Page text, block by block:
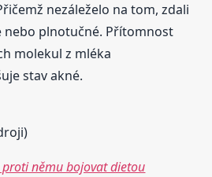
nezáleželo na tom, zdali
nebo plnotučné. Přítomnost
molekul z mléka
stav akné.
proti němu bojovat dietou